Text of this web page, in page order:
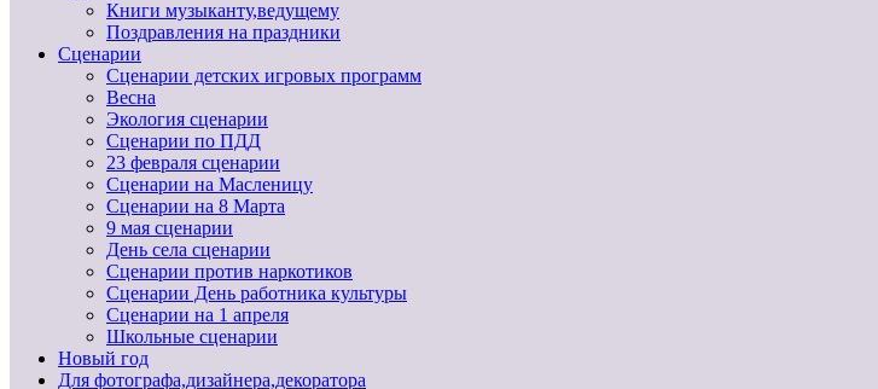
Книги музыканту,ведущему
Поздравления на праздники
Сценарии
Сценарии детских игровых программ
Весна
Экология сценарии
Сценарии по ПДД
23 февраля сценарии
Сценарии на Масленицу
Сценарии на 8 Марта
9 мая сценарии
День села сценарии
Сценарии против наркотиков
Сценарии День работника культуры
Сценарии на 1 апреля
Школьные сценарии
Новый год
Для фотографа,дизайнера,декоратора